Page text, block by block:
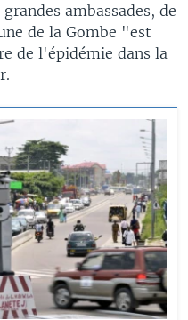
ambassades, de
de la Gombe "est
de l'épidémie dans la